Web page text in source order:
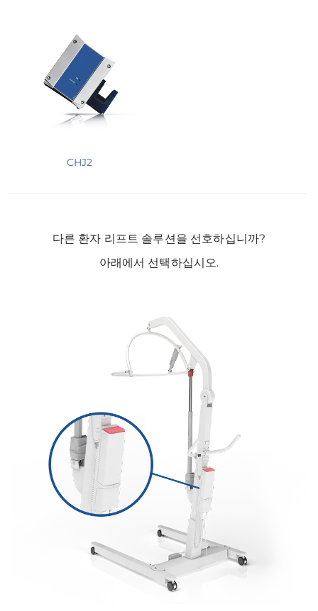
CHJ2
다른 환자 리프트 솔루션을 선호하십니까?
아래에서 선택하십시오.